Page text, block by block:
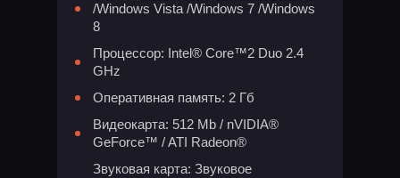
/Windows Vista /Windows 7 /Windows
8
Процессор: Intel® Core™2 Duo 2.4
GHz
Оперативная память: 2 Гб
Видеокарта: 512 Mb / nVIDIA®
GeForce™ / ATI Radeon®
Звуковая карта: Звуковое